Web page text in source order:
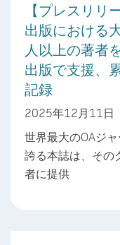
【プレスリ
出版における
人以上の著者
出版で支援、
記録
2025年12月11日
世界最大のOAジ
誇る本誌は、その
者に提供